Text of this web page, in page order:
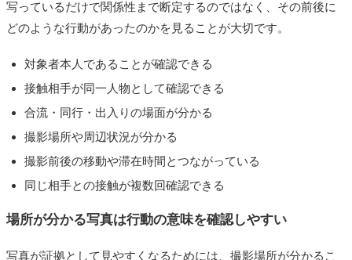
写っているだけで関係性まで断定するのではなく、その前後に
どのような行動があったのかを見ることが大切です。
対象者本人であることが確認できる
接触相手が同一人物として確認できる
合流・同行・出入りの場面が分かる
撮影場所や周辺状況が分かる
撮影前後の移動や滞在時間とつながっている
同じ相手との接触が複数回確認できる
場所が分かる写真は行動の意味を確認しやすい
写真が証拠として見やすくなるためには、撮影場所が分かるこ